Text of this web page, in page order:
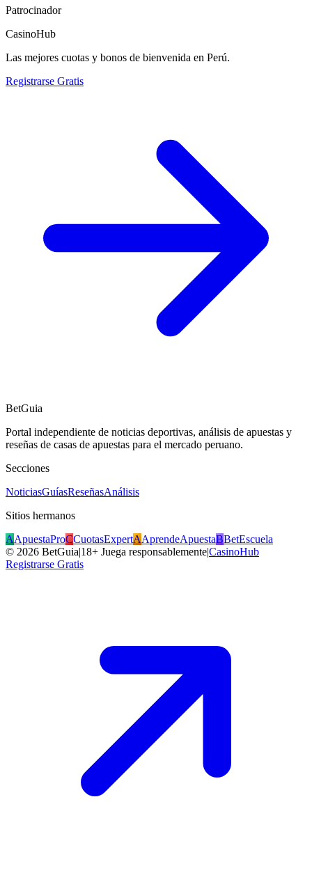
Patrocinador
CasinoHub
Las mejores cuotas y bonos de bienvenida en Perú.
Registrarse Gratis
BetGuia
Portal independiente de noticias deportivas, análisis de apuestas y
reseñas de casas de apuestas para el mercado peruano.
Secciones
NoticiasGuíasReseñasAnálisis
Sitios hermanos
AApuestaProCCuotasExpertAAprendeApuestaBBetEscuela
© 2026 BetGuia|18+ Juega responsablemente|CasinoHub
Registrarse Gratis